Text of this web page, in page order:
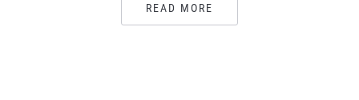
READ MORE